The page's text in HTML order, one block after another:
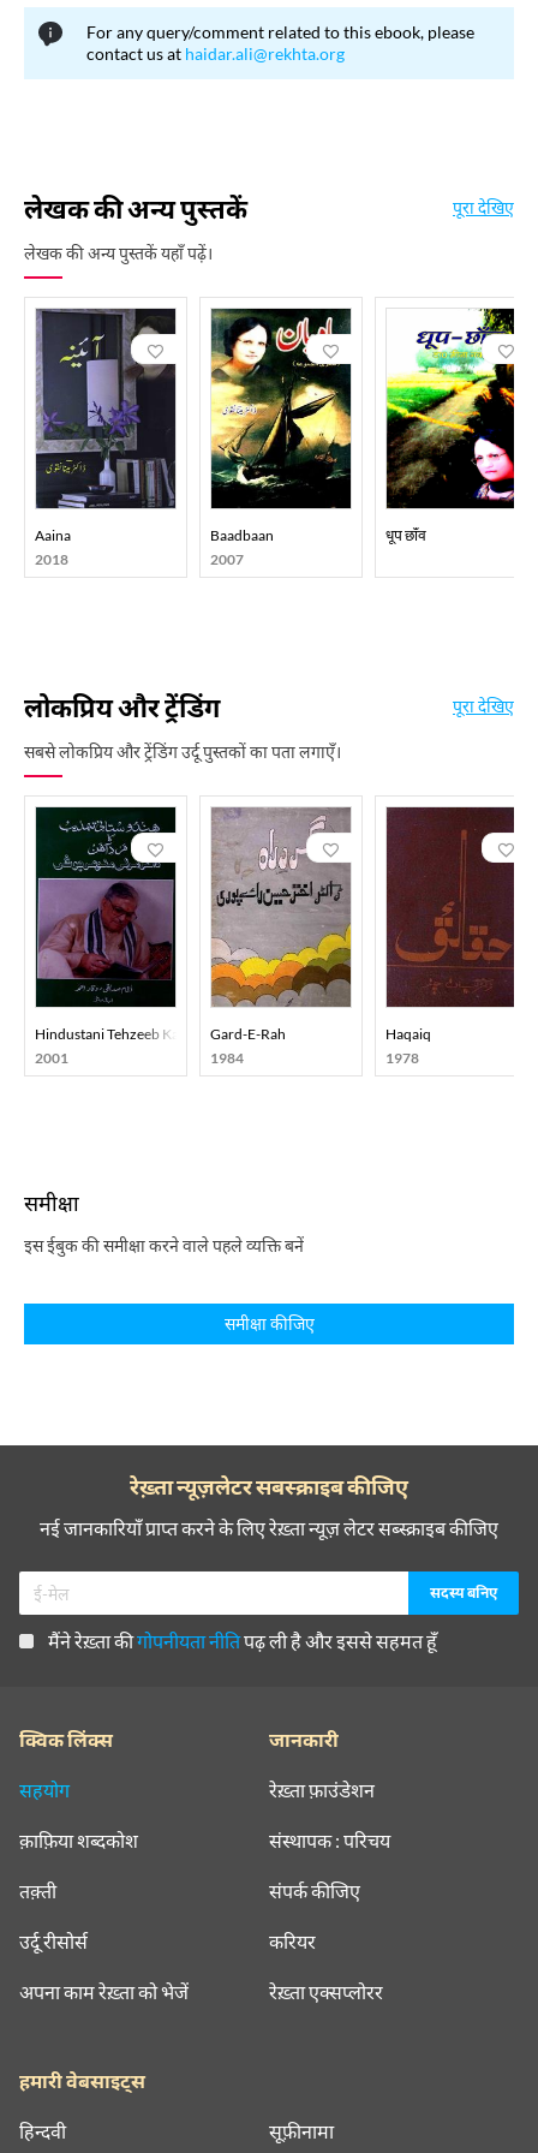
For any query/comment related to this ebook, please
contact us at haidar.ali@rekhta.org
लेखक की अन्य पुस्तकें
लेखक की अन्य पुस्तकें यहाँ पढ़ें।
पूरा देखिए
Aaina
2018
Baadbaan
2007
धूप छाँव
लोकप्रिय और ट्रेंडिंग
सबसे लोकप्रिय और ट्रेंडिंग उर्दू पुस्तकों का पता लगाएँ।
पूरा देखिए
Hindustani Tehzeeb Ka Mard-E-Aahan Doctor Murli Manohar Joshi
2001
Gard-E-Rah
1984
Haqaiq
1978
समीक्षा
इस ईबुक की समीक्षा करने वाले पहले व्यक्ति बनें
समीक्षा कीजिए
रेख़्ता न्यूज़लेटर सबस्क्राइब कीजिए
नई जानकारियाँ प्राप्त करने के लिए रेख़्ता न्यूज़ लेटर सब्स्क्राइब कीजिए
मैंने रेख़्ता कीगोपनीयता नीतिपढ़ ली है और इससे सहमत हूँ
क्विक लिंक्स
सहयोग
क़ाफ़िया शब्दकोश
तक़्ती
उर्दू रीसोर्स
अपना काम रेख़्ता को भेजें
जानकारी
रेख़्ता फ़ाउंडेशन
संस्थापक : परिचय
संपर्क कीजिए
करियर
रेख़्ता एक्सप्लोरर
हमारी वेबसाइट्स
हिन्दवी सूफ़ीनामा